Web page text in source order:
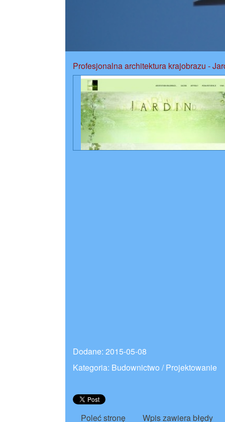
Profesjonalna architektura krajobrazu -
Dodane: 2015-05-08
Kategoria: Budownictwo / Projektowanie
Poleć stronę Wpis zawiera błędy